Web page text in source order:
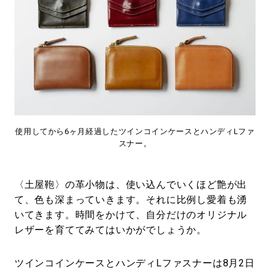
使用してから6ヶ月経過したツインコインケースとハンディLファ
スナー。
〈土屋鞄〉の革小物は、使い込んでいくほど艶が出
て、色も深まっていきます。それに比例し愛着も湧
いてきます。時間をかけて、自分だけのオリジナル
レザーを育ててみてはいかがでしょうか。
ツインコインケースとハンディLファスナーは8月2日